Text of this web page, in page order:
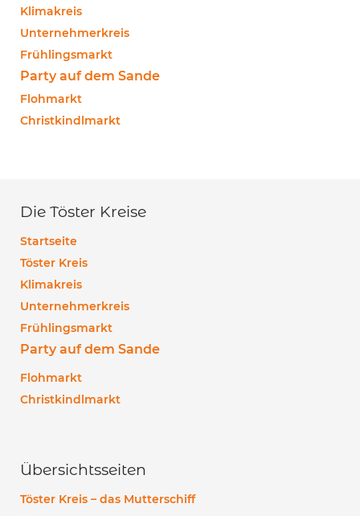
Klimakreis
Unternehmerkreis
Frühlingsmarkt
Party auf dem Sande
Flohmarkt
Christkindlmarkt
Die Töster Kreise
Startseite
Töster Kreis
Klimakreis
Unternehmerkreis
Frühlingsmarkt
Party auf dem Sande
Flohmarkt
Christkindlmarkt
Übersichtsseiten
Töster Kreis – das Mutterschiff